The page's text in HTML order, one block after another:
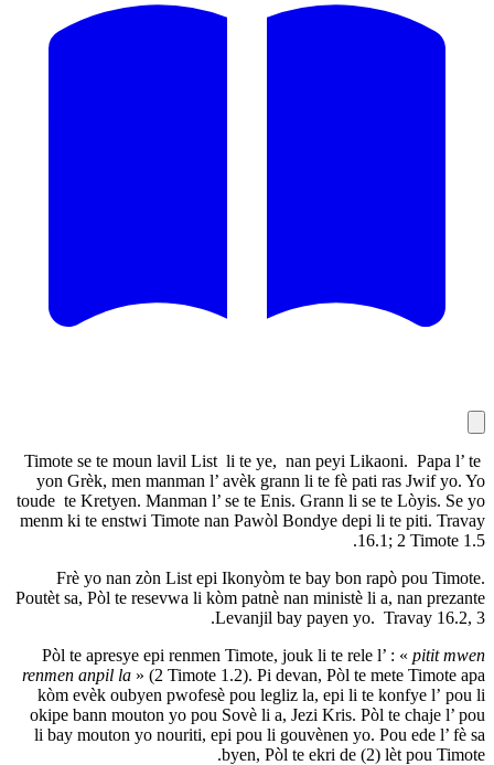
Timote se te moun lavil List li te ye,
yon Grèk, men manman l’ avèk grann
toude te Kretyen. Manman l’ se te Enis.
menm ki te enstwi Timote nan Pawòl
Frè yo nan zòn List epi Ikonyòm te
Poutèt sa, Pòl te resevwa li kòm patnè nan
Levanjil bay
Pòl te apresye epi renmen Timote,
renmen anpil la» (2 Timote 1.2). Pi
kòm evèk oubyen pwofesè pou legliz
okipe bann mouton yo pou Sovè li a,
li bay mouton yo nouriti, epi pou li
byen, Pòl te